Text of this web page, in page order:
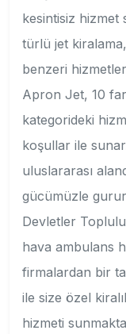
kesintisiz
türlü jet
benzeri
Apron Jet, 10
kategorideki
koşullar ile
uluslararası
gücümüzle
Devletler
hava ambulans
firmalardan bir
ile size özel
hizmeti